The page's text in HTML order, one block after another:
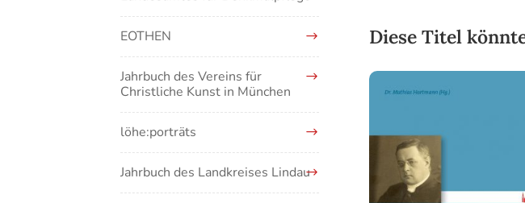
Diese Titel
Kunstführer IJ
Kunstführer K
Kunstführer L
EOTHEN
Jahrbuch des Vereins für
Christliche Kunst in München
löhe:porträts
Jahrbuch des Landkreises Lindau